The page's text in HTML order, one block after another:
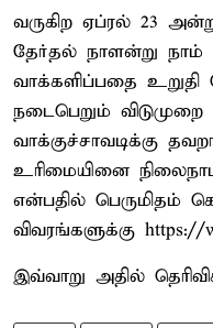
வருகிற ஏப்ரல் 23
தேர்தல் நாளன்று நாம்
வாக்களிப்பதை
நடைபெறும்
வாக்குச்சாவடிக்கு
உரிமையினை
என்பதில் பெருமிதம்
விவரங்களுக்கு https://
இவ்வாறு அதில்